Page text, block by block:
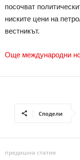
посочват
ниските цени на
вестникът.
Още международни
Сподели
предишна статия